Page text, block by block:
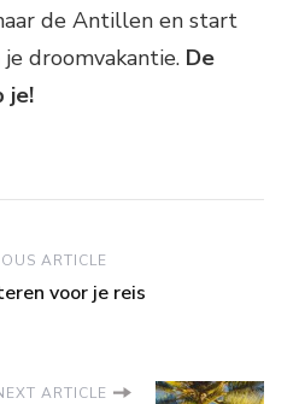
de Antillen en start
droomvakantie. De
je!
ARTICLE
voor je reis
ARTICLE